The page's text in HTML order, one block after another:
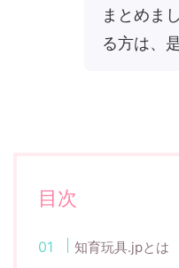
まとめま
る方は、
目次
知育玩具.jpとは